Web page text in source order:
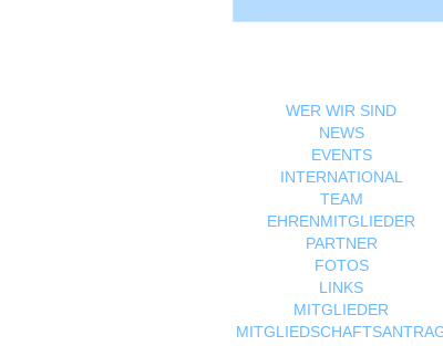
WER WIR SIND
NEWS
EVENTS
INTERNATIONAL
TEAM
EHRENMITGLIEDER
PARTNER
FOTOS
LINKS
MITGLIEDER